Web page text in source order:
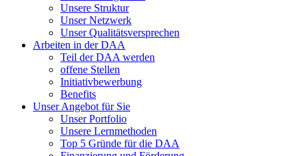
Unsere Struktur
Unser Netzwerk
Unser Qualitätsversprechen
Arbeiten in der DAA
Teil der DAA werden
offene Stellen
Initiativbewerbung
Benefits
Unser Angebot für Sie
Unser Portfolio
Unsere Lernmethoden
Top 5 Gründe für die DAA